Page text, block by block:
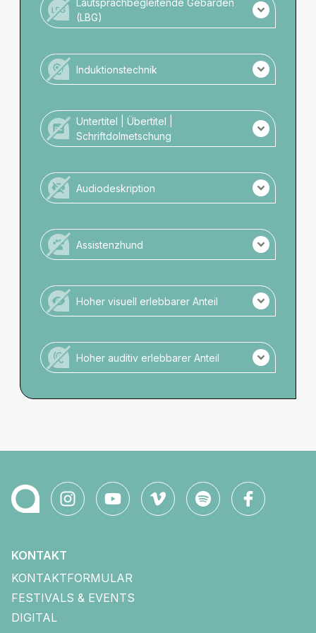
Lautsprachbegleitende Gebärden
(LBG)
Induktionstechnik
Untertitel | Übertitel |
Schriftdolmetschung
Audiodeskription
Assistenzhund
Hoher visuell erlebbarer Anteil
Hoher auditiv erlebbarer Anteil
KONTAKT
KONTAKTFORMULAR
FESTIVALS & EVENTS
DIGITAL